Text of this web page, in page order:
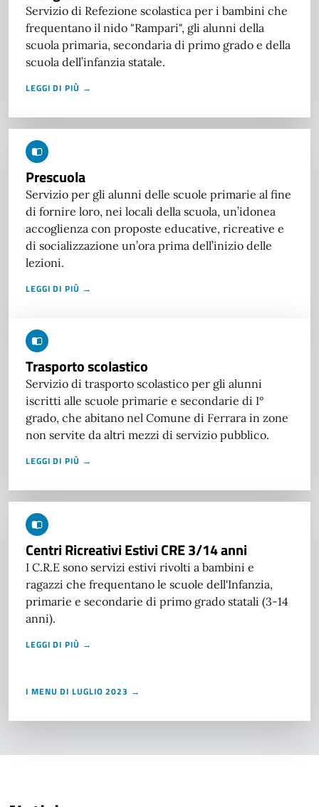
Servizio di Refezione scolastica per i bambini che
frequentano il nido "Rampari", gli alunni della
scuola primaria, secondaria di primo grado e della
scuola dell’infanzia statale.
LEGGI DI PIÙ →
Prescuola
Servizio per gli alunni delle scuole primarie al fine
di fornire loro, nei locali della scuola, un’idonea
accoglienza con proposte educative, ricreative e
di socializzazione un’ora prima dell’inizio delle
lezioni.
LEGGI DI PIÙ →
Trasporto scolastico
Servizio di trasporto scolastico per gli alunni
iscritti alle scuole primarie e secondarie di I°
grado, che abitano nel Comune di Ferrara in zone
non servite da altri mezzi di servizio pubblico.
LEGGI DI PIÙ →
Centri Ricreativi Estivi CRE 3/14 anni
I C.R.E sono servizi estivi rivolti a bambini e
ragazzi che frequentano le scuole dell'Infanzia,
primarie e secondarie di primo grado statali (3-14
anni).
LEGGI DI PIÙ →
I MENU DI LUGLIO 2023 →